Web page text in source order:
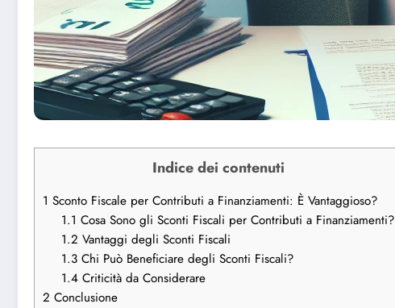
Indice dei contenuti
1 Sconto Fiscale per Contributi a Finanziamenti: È Vantaggioso?
1.1 Cosa Sono gli Sconti Fiscali per Contributi a Finanziamenti?
1.2 Vantaggi degli Sconti Fiscali
1.3Chi Può Beneficiare degli Sconti Fiscali?
1.4Criticità da Considerare
2 Conclusione